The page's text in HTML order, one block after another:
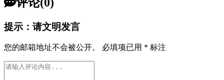
提示：请文明发言
您的邮箱地址不会被公开。 必填项已用 * 标注